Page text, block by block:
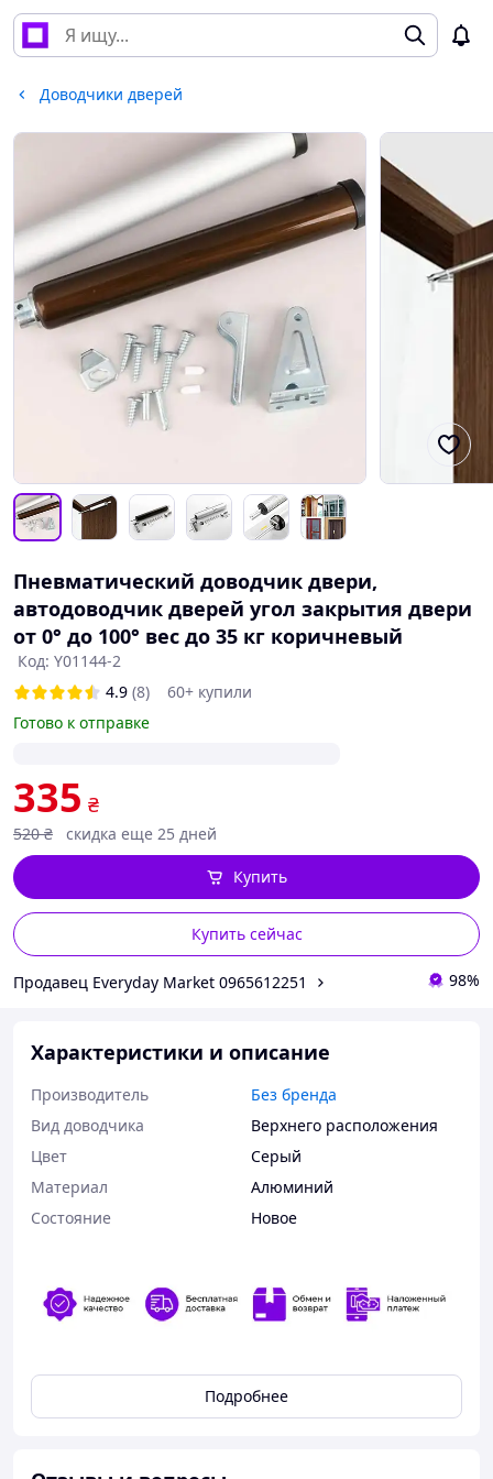
Доводчики дверей
Пневматический доводчик двери,
автодоводчик дверей угол закрытия двери
от 0° до 100° вес до 35 кг коричневый
Код: Y01144-2
4.9 (8)
60+ купили
Готово к отправке
335 ₴
520 ₴ скидка еще 25 дней
Купить сейчас
Купить
Продавец Everyday Market 0965612251 98%
Характеристики и описание
Производитель
Без бренда
Вид доводчика
Верхнего расположения
Цвет
Серый
Материал
Алюминий
Состояние
Новое
Пневматический тип
Подробнее